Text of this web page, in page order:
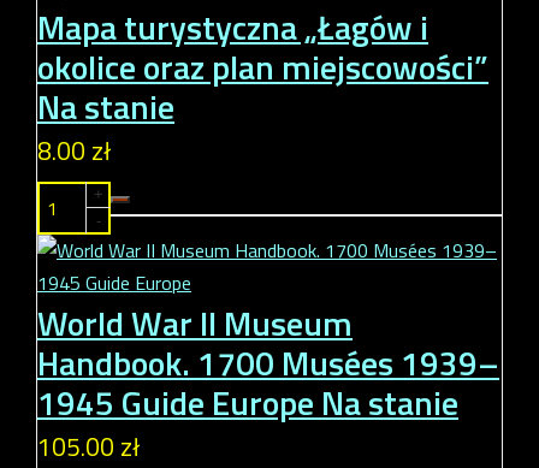
Mapa turystyczna „Łagów i
okolice oraz plan miejscowości”
Na stanie
8.00 zł
+
-
World War II Museum
Handbook. 1700 Musées 1939–
1945 Guide Europe Na stanie
105.00 zł